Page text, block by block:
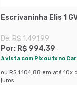
Escrivaninha Elis 1
De:R$ 1.491,99
Por: R$ 994,39
à vista com Pix ou 1x no
ou R$ 1.104,88 em até 10x
juros